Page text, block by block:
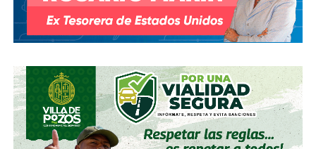
Lo que les prometo es que no habrá arrepentimiento.
El afán es honesto. Desde La Orquesta quiero contribuir a
la construcción de un mástil, vela y timón con el que
estamos, y que surque los mares de eso que chocará de
frente, fuerte y rapidísimo,eso de lo que no tenemos
remota idea de lo que es, ni de lo cerca que pueda
estar, pero -les aseguro- viene.